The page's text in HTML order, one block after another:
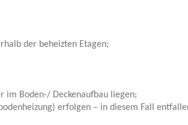
der beheizten Etagen;
im Boden-/ Deckenaufbau liegen;
erfolgen – in diesem Fall